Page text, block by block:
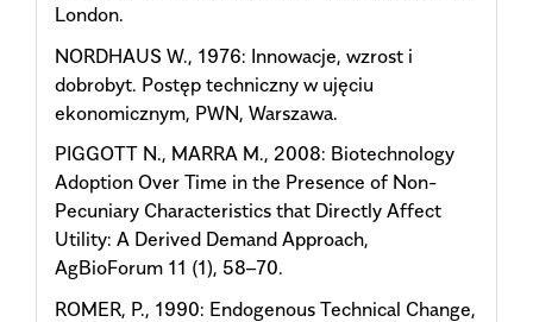
London.
NORDHAUS W., 1976: Innowacje, wzrost i
dobrobyt. Postęp techniczny w ujęciu
ekonomicznym, PWN, Warszawa.
PIGGOTT N., MARRA M., 2008: Biotechnology
Adoption Over Time in the Presence of Non-
Pecuniary Characteristics that Directly Affect
Utility: A Derived Demand Approach,
AgBioForum 11 (1), 58–70.
ROMER, P., 1990: Endogenous Technical Change,